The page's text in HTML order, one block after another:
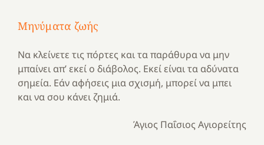
Μηνύματα ζωής
Να κλείνετε τις πόρτες και τα παράθυρα να μην
μπαίνει απ’ εκεί ο διάβολος. Εκεί είναι τα αδύνατα
σημεία. Εάν αφήσεις μια σχισμή, μπορεί να μπει
και να σου κάνει ζημιά.
Άγιος Παΐσιος Αγιορείτης